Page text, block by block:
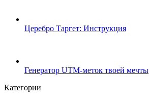
Церебро Таргет: Инструкция
Генератор UTM-меток твоей мечты
Категории